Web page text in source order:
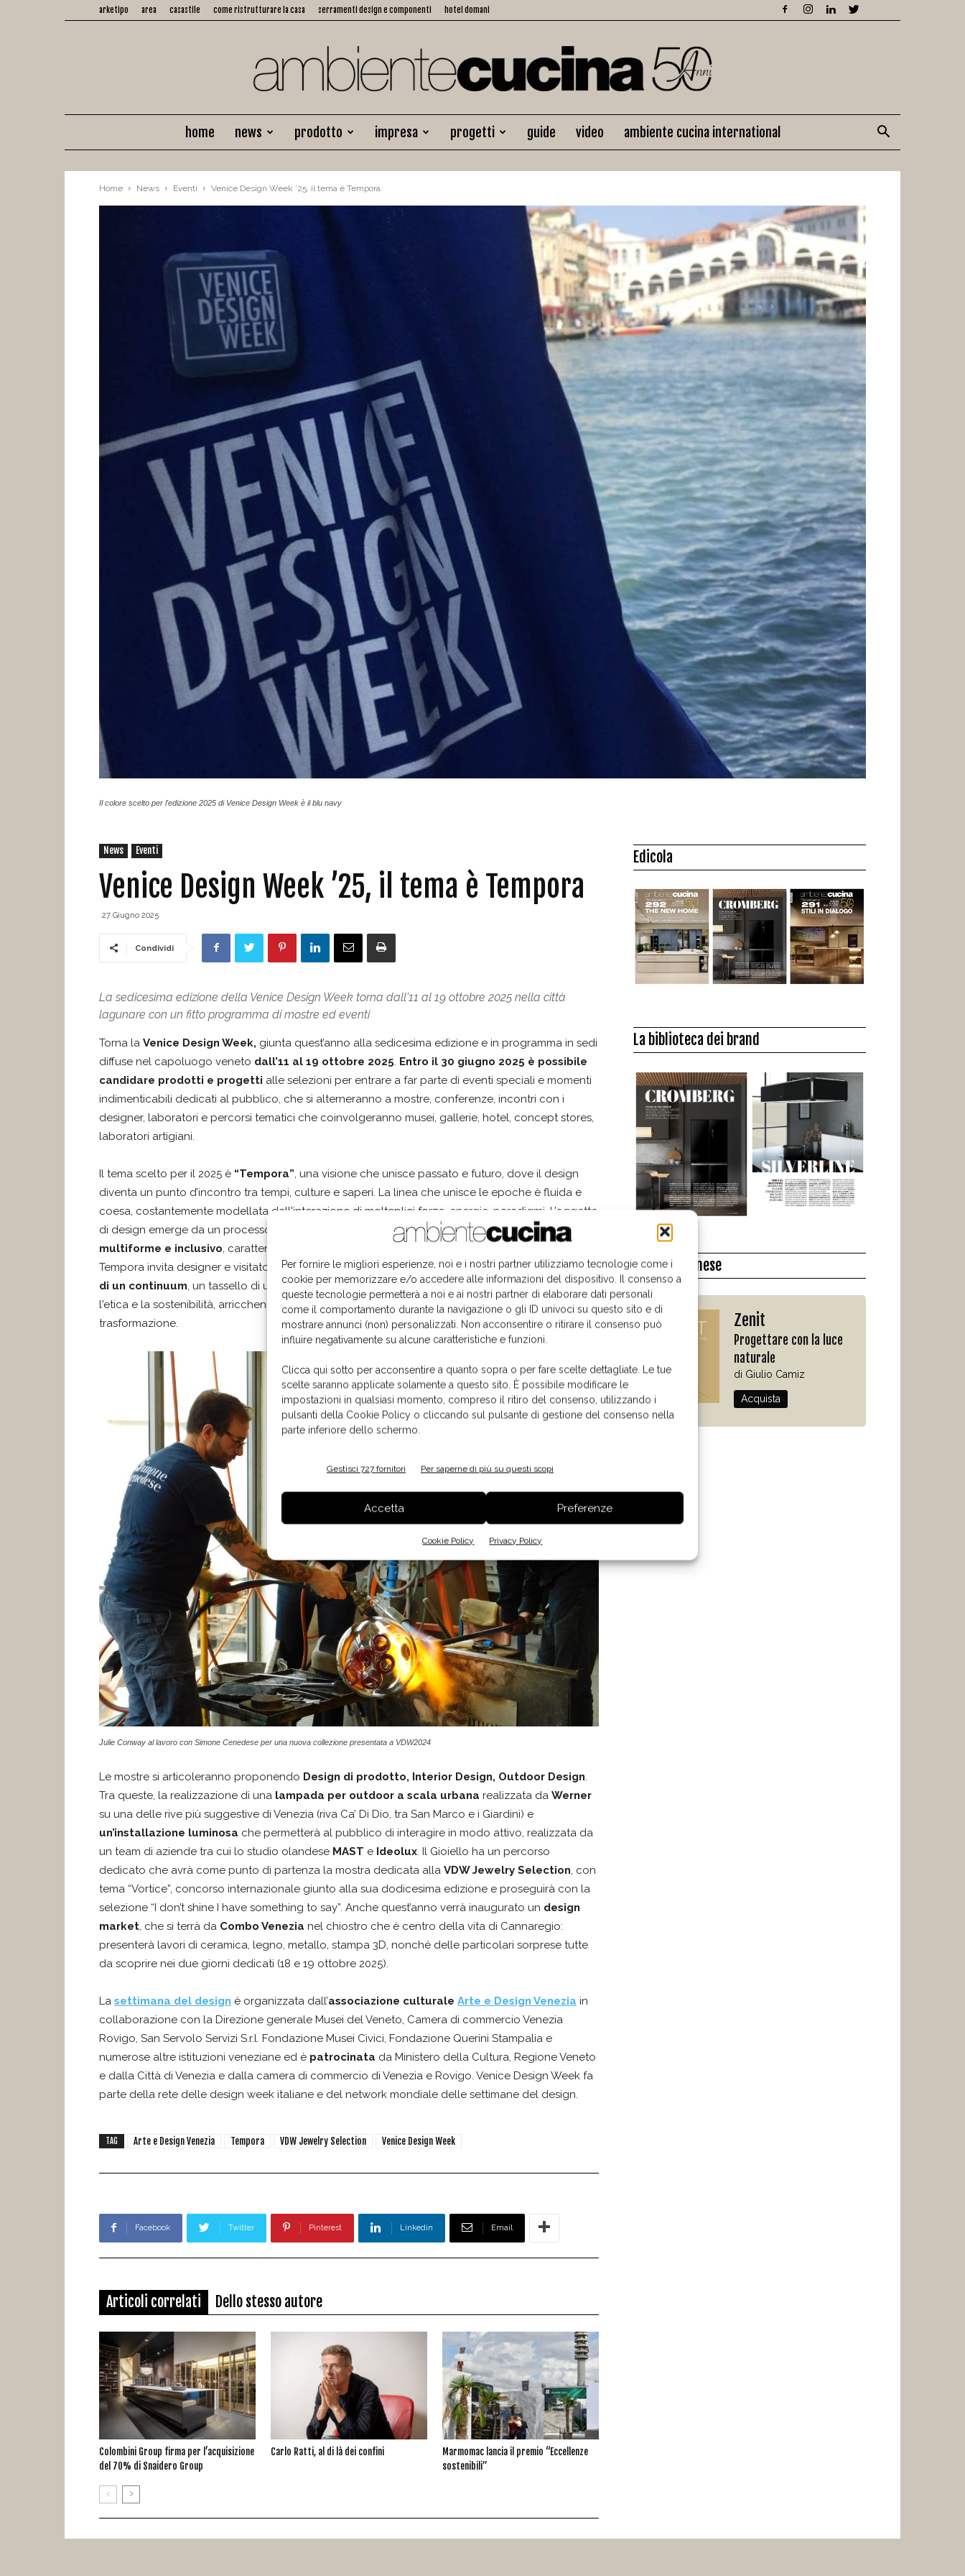
Per fornire le migliori esperienze, noi e i nostri partner utilizziamo tecnologie come i
cookie per memorizzare e/o accedere alle informazioni del dispositivo. Il consenso a
queste tecnologie permetterà a noi e ai nostri partner di elaborare dati personali
come il comportamento durante la navigazione o gli ID univoci su questo sito e di
mostrare annunci (non) personalizzati. Non acconsentire o ritirare il consenso può
influire negativamente su alcune caratteristiche e funzioni.
Clicca qui sotto per acconsentire a quanto sopra o per fare scelte dettagliate. Le tue
scelte saranno applicate solamente a questo sito. È possibile modificare le
impostazioni in qualsiasi momento, compreso il ritiro del consenso, utilizzando i
pulsanti della Cookie Policy o cliccando sul pulsante di gestione del consenso nella
parte inferiore dello schermo.
Gestisci 727 fornitori Per saperne di più su questi scopi
Accetta Preferenze
Cookie Policy Privacy Policy
arketipo area casastile come ristrutturare la casa serramenti design e componenti hotel domani
Ambiente
home news prodotto impresa progetti guide video ambiente cucina international
Home News Eventi Venice Design Week ’25, il tema è Tempora
Il colore scelto per l'edizione 2025 di Venice Design Week è il blu navy
News Eventi
Venice Design Week ’25, il tema è Tempora
27 Giugno 2025
Condividi
La sedicesima edizione della Venice Design Week torna dall'11 al 19 ottobre 2025 nella città
lagunare con un fitto programma di mostre ed eventi
Torna la Venice Design Week, giunta quest’anno alla sedicesima edizione e in programma in sedi
diffuse nel capoluogo veneto dall’11 al 19 ottobre 2025. Entro il 30 giugno 2025 è possibile
candidare prodotti e progetti alle selezioni per entrare a far parte di eventi speciali e momenti
indimenticabili dedicati al pubblico, che si alterneranno a mostre, conferenze, incontri con i
designer, laboratori e percorsi tematici che coinvolgeranno musei, gallerie, hotel, concept stores,
laboratori artigiani.
Il tema scelto per il 2025 è “Tempora”, una visione che unisce passato e futuro, dove il design
diventa un punto d’incontro tra tempi, culture e saperi. La linea che unisce le epoche è fluida e
coesa, costantemente modellata dall'interazione di molteplici forze, energie, paradigmi. L’oggetto
di design emerge da un processo dinamico che si sviluppa in unecosistema collettivo,
multiforme e inclusivo, caratterizzato dalla collaborazione tra discipline e culture diverse.
Tempora invita designer e visitatori a riflettere sulla responsabilità di ogni oggetto come parte
di un continuum, un tassello di una narrazione collettiva in cui l'estetica si sposa con la funzione,
l'etica e la sostenibilità, arricchendo così l’esperienza umana in un mondo in costante
trasformazione.
Julie Conway al lavoro con Simone Cenedese per una nuova collezione presentata a VDW2024
Le mostre si articoleranno proponendo Design di prodotto, Interior Design, Outdoor Design.
Tra queste, la realizzazione di una lampada per outdoor a scala urbana realizzata da Werner
su una delle rive più suggestive di Venezia (riva Ca’ Di Dio, tra San Marco e i Giardini) e
un’installazione luminosa che permetterà al pubblico di interagire in modo attivo, realizzata da
un team di aziende tra cui lo studio olandese MAST e Ideolux. Il Gioiello ha un percorso
dedicato che avrà come punto di partenza la mostra dedicata alla VDW Jewelry Selection, con
tema “Vortice”, concorso internazionale giunto alla sua dodicesima edizione e proseguirà con la
selezione “I don’t shine I have something to say”. Anche quest’anno verrà inaugurato un design
market, che si terrà da Combo Venezia nel chiostro che è centro della vita di Cannaregio:
presenterà lavori di ceramica, legno, metallo, stampa 3D, nonché delle particolari sorprese tutte
da scoprire nei due giorni dedicati (18 e 19 ottobre 2025).
La settimana del design è organizzata dall’associazione culturale Arte e Design Venezia in
collaborazione con la Direzione generale Musei del Veneto, Camera di commercio Venezia
Rovigo, San Servolo Servizi S.r.l. Fondazione Musei Civici, Fondazione Querini Stampalia e
numerose altre istituzioni veneziane ed è patrocinata da Ministero della Cultura, Regione Veneto
e dalla Città di Venezia e dalla camera di commercio di Venezia e Rovigo. Venice Design Week fa
parte della rete delle design week italiane e del network mondiale delle settimane del design.
TAG Arte e Design Venezia Tempora VDW Jewelry Selection Venice Design Week
Facebook Twitter Pinterest Linkedin Email
Articoli correlati Dello stesso autore
Colombini Group firma per l’acquisizione
del 70% di Snaidero Group
Carlo Ratti, al di là dei confini
Marmomac lancia il premio “Eccellenze
sostenibili”
Edicola
La biblioteca dei brand
Il libro del mese
Zenit
Progettare con la luce
naturale
di Giulio Camiz
Acquista